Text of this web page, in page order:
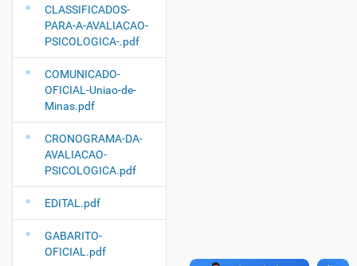
CLASSIFICADOS-
PARA-A-AVALIACAO-
PSICOLOGICA-.pdf
COMUNICADO-
OFICIAL-Uniao-de-
Minas.pdf
CRONOGRAMA-DA-
AVALIACAO-
PSICOLOGICA.pdf
EDITAL.pdf
GABARITO-
OFICIAL.pdf